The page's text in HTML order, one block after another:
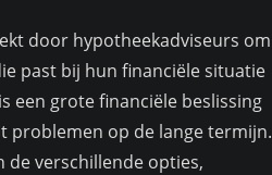
door hypotheekadviseurs om
past bij hun financiële situatie
een grote financiële beslissing
problemen op de lange termijn.
de verschillende opties,